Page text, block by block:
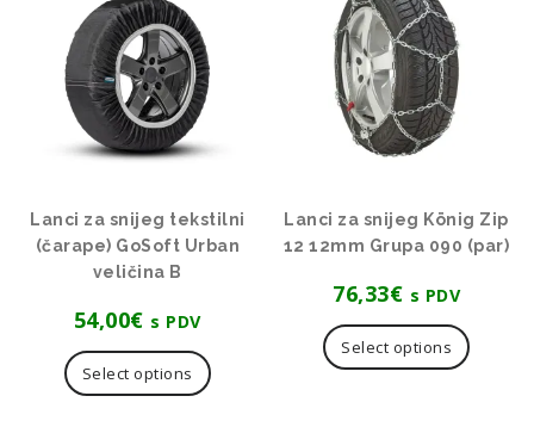
Lanci za snijeg tekstilni
(čarape) GoSoft Urban
veličina B
54,00€ s PDV
Select options
Lanci za snijeg König Zip
12 12mm Grupa 090 (par)
76,33€ s PDV
Select options